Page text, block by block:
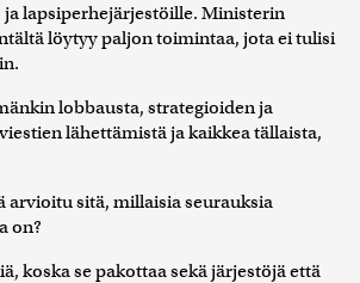
lapsiperhejärjestöille. Ministerin
löytyy paljon toimintaa, jota ei tulisi
lobbausta, strategioiden ja
lähettämistä ja kaikkea tällaista,
arvioitu sitä, millaisia seurauksia
on?
koska se pakottaa sekä järjestöjä että